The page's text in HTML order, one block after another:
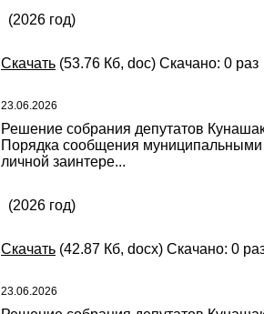
(2026 год)
Скачать (53.76 Кб, doc) Скачано: 0 раз
23.06.2026
Решение собрания депутатов
Порядка сообщения муниципальными
личной заинтере...
(2026 год)
Скачать (42.87 Кб, docx) Скачано: 0
23.06.2026